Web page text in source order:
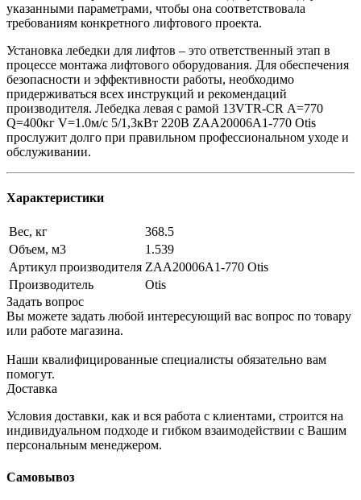
указанными параметрами, чтобы она соответствовала
требованиям конкретного лифтового проекта.
Установка лебедки для лифтов – это ответственный этап в
процессе монтажа лифтового оборудования. Для обеспечения
безопасности и эффективности работы, необходимо
придерживаться всех инструкций и рекомендаций
производителя. Лебедка левая с рамой 13VTR-CR А=770
Q=400кг V=1.0м/с 5/1,3кВт 220В ZAA20006A1-770 Otis
прослужит долго при правильном профессиональном уходе и
обслуживании.
Характеристики
Вес, кг
368.5
Объем, м3
1.539
Артикул производителя ZAA20006A1-770 Otis
Производитель
Otis
Задать вопрос
Вы можете задать любой интересующий вас вопрос по товару
или работе магазина.
Наши квалифицированные специалисты обязательно вам
помогут.
Доставка
Условия доставки, как и вся работа с клиентами, строится на
индивидуальном подходе и гибком взаимодействии с Вашим
персональным менеджером.
Самовывоз